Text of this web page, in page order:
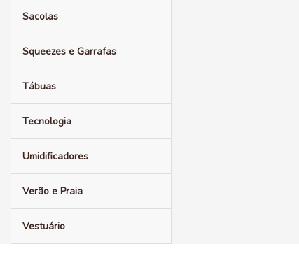
Sacolas
Squeezes e Garrafas
Tábuas
Tecnologia
Umidificadores
Verão e Praia
Vestuário